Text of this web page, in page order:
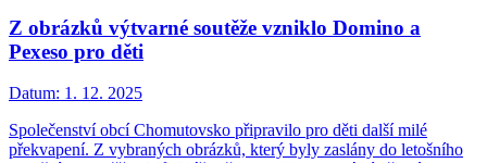
Z obrázků výtvarné soutěže vzniklo Domino a
Pexeso pro děti
Datum: 1. 12. 2025
Společenství obcí Chomutovsko připravilo pro děti další milé
překvapení. Z vybraných obrázků, který byly zaslány do letošního